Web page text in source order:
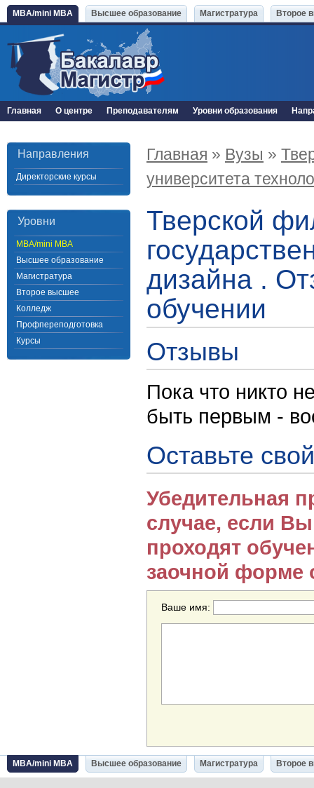
MBA/mini MBA Высшее образование Магистратура Второе
Главная О центре Преподавателям Уровни образования
Направления
Директорские курсы
Уровни
MBA/mini MBA
Высшее образование
Магистратура
Второе высшее
Колледж
Профпереподготовка
Курсы
Главная » Вузы »
университета
Тверской
дизайна .
обучении
Отзывы
Пока что никто
быть первым -
Оставьте
Убедительная
случае, если
проходят
заочной форме
Ваше имя:
MBA/mini MBA Высшее образование Магистратура Второе